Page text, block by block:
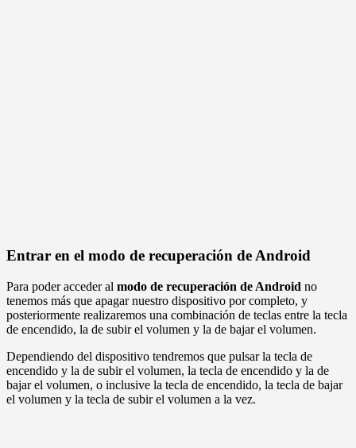
Entrar en el modo de recuperación de Android
Para poder acceder al modo de recuperación de Android no
tenemos más que apagar nuestro dispositivo por completo, y
posteriormente realizaremos una combinación de teclas entre la tecla
de encendido, la de subir el volumen y la de bajar el volumen.
Dependiendo del dispositivo tendremos que pulsar la tecla de
encendido y la de subir el volumen, la tecla de encendido y la de
bajar el volumen, o inclusive la tecla de encendido, la tecla de bajar
el volumen y la tecla de subir el volumen a la vez.